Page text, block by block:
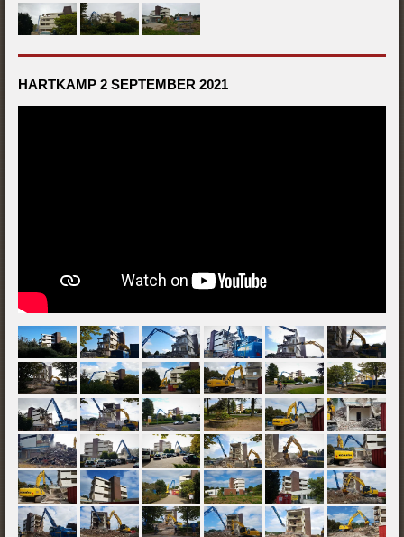
HARTKAMP 2 SEPTEMBER 2021